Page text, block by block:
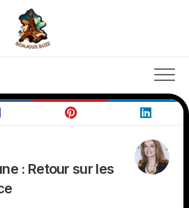
: Retour sur les